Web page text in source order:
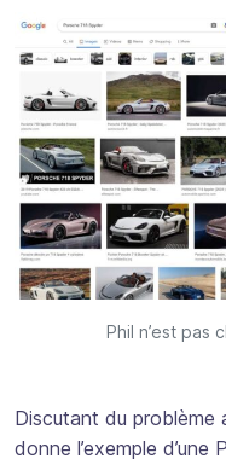
Phil n’est pas
Discutant du problème
donne l’exemple